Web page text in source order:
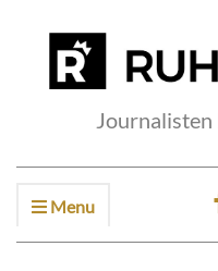
Journalisten
Menu